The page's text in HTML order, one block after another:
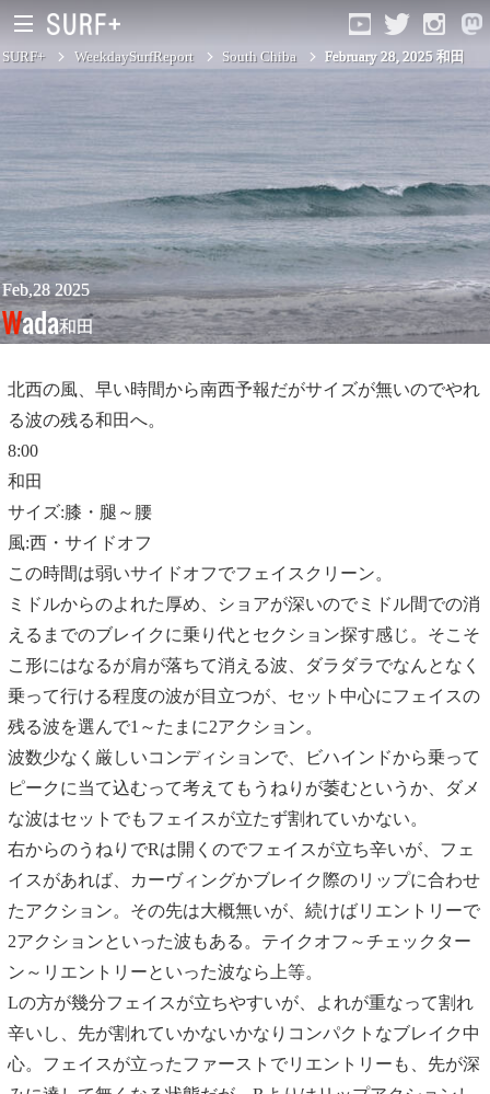
South Ibaraki
North Chiba
South Chiba
Unusually
Video Logs
SURF+ WeekdaySurfReport South Chiba February 28, 2025 和田
Feb,28 2025
Wada和田
北西の風、早い時間から南西予報だがサイズが無いのでやれ
る波の残る和田へ。
8:00
和田
サイズ:膝・腿～腰
風:西・サイドオフ
この時間は弱いサイドオフでフェイスクリーン。
ミドルからのよれた厚め、ショアが深いのでミドル間での消
えるまでのブレイクに乗り代とセクション探す感じ。そこそ
こ形にはなるが肩が落ちて消える波、ダラダラでなんとなく
乗って行ける程度の波が目立つが、セット中心にフェイスの
残る波を選んで1～たまに2アクション。
波数少なく厳しいコンディションで、ビハインドから乗って
ピークに当て込むって考えてもうねりが萎むというか、ダメ
な波はセットでもフェイスが立たず割れていかない。
右からのうねりでRは開くのでフェイスが立ち辛いが、フェ
イスがあれば、カーヴィングかブレイク際のリップに合わせ
たアクション。その先は大概無いが、続けばリエントリーで
2アクションといった波もある。テイクオフ～チェックター
ン～リエントリーといった波なら上等。
Lの方が幾分フェイスが立ちやすいが、よれが重なって割れ
辛いし、先が割れていかないかなりコンパクトなブレイク中
心。フェイスが立ったファーストでリエントリーも、先が深